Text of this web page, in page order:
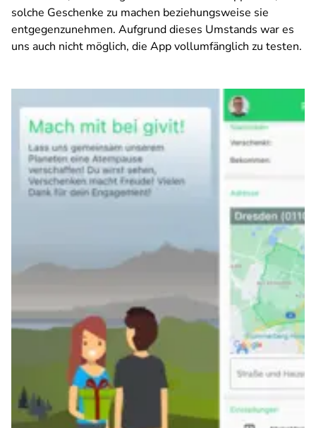
solche Geschenke zu machen beziehungsweise sie
entgegenzunehmen. Aufgrund dieses Umstands war es
uns auch nicht möglich, die App vollumfänglich zu testen.